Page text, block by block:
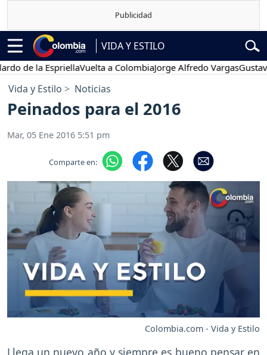
VIDA Y ESTILO
la EspriellaVuelta a ColombiaJorge Alfredo VargasGustavo
Vida y Estilo Noticias
Peinados para el 2016
Mar, 05 Ene 2016 5:51 pm
Comparte en:
Colombia.com - Vida y Estilo